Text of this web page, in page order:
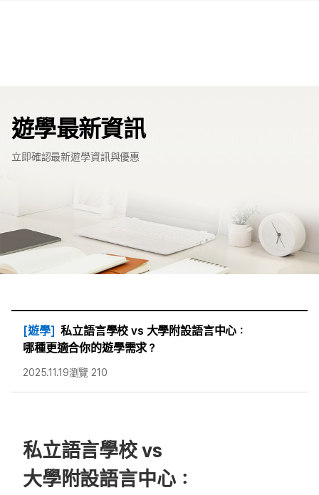
遊學最新資訊
立即確認最新遊學資訊與優惠
[遊學] 私立語言學校 vs 大學附設語言中心：
哪種更適合你的遊學需求？
2025.11.19瀏覽 210
私立語言學校 vs
大學附設語言中心：